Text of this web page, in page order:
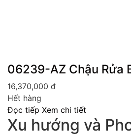
06239-AZ Chậu Rửa
16,370,000 đ
Hết hàng
Đọc tiếp Xem chi tiết
Xu hướng và